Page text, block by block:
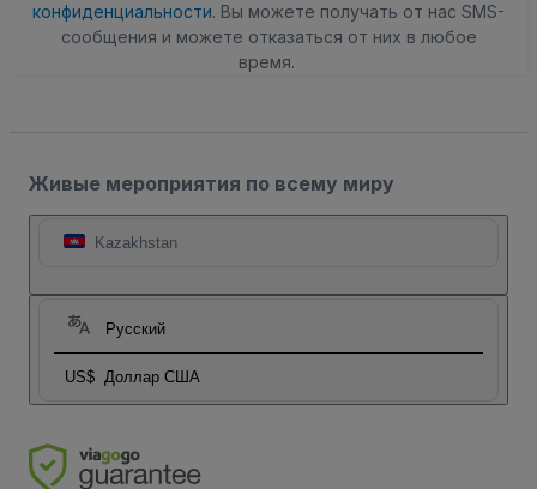
конфиденциальности. Вы можете получать от нас SMS-
сообщения и можете отказаться от них в любое
время.
Живые мероприятия по всему миру
Kazakhstan
Русский
US$ Доллар США